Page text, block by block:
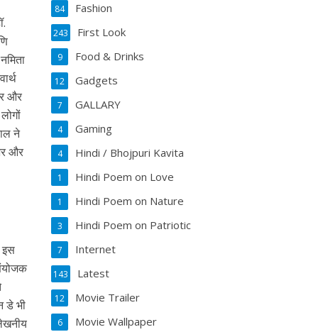
और
ने
और
इस
डे भी
Fashion
84
First Look
243
Food & Drinks
9
Gadgets
12
GALLARY
7
Gaming
4
Hindi / Bhojpuri Kavita
4
Hindi Poem on Love
1
Hindi Poem on Nature
1
Hindi Poem on Patriotic
3
Internet
7
Latest
143
Movie Trailer
12
Movie Wallpaper
6